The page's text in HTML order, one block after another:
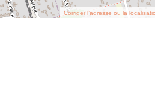
Corriger l’adresse ou la